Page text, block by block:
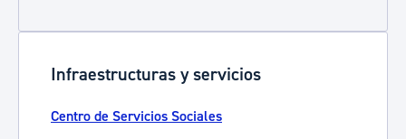
Infraestructuras y servicios
Centro de Servicios Sociales